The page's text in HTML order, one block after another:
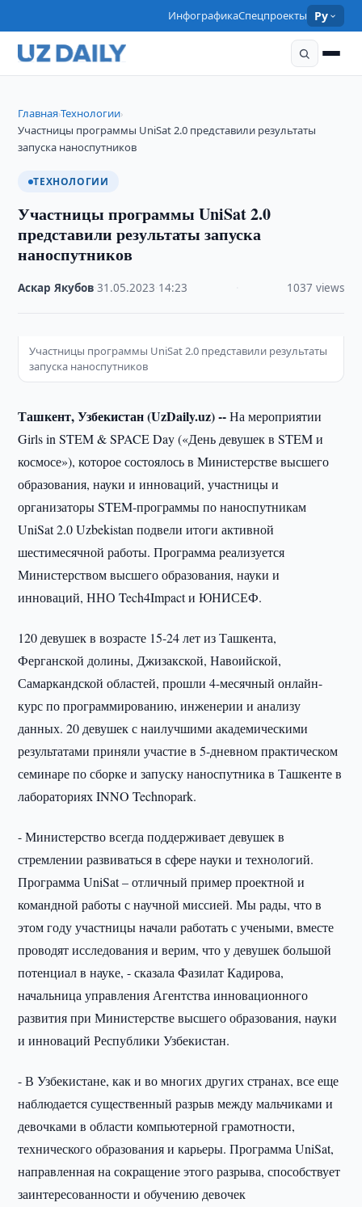
ИнфографикаСпецпроекты Ру
Главная›Технологии›
Участницы программы UniSat 2.0 представили результаты
запуска наноспутников
ТЕХНОЛОГИИ
Участницы программы UniSat 2.0
представили результаты запуска
наноспутников
Аскар Якубов ·31.05.2023 14:23 1037 views
Участницы программы UniSat 2.0 представили результаты
запуска наноспутников
Ташкент, Узбекистан (UzDaily.uz) --На мероприятии
Girls in STEM & SPACE Day («День девушек в STEM и
космосе»), которое состоялось в Министерстве высшего
образования, науки и инноваций, участницы и
организаторы STEM-программы по наноспутникам
UniSat 2.0 Uzbekistan подвели итоги активной
шестимесячной работы. Программа реализуется
Министерством высшего образования, науки и
инноваций, ННО Tech4Impact и ЮНИСЕФ.
120 девушек в возрасте 15-24 лет из Ташкента,
Ферганской долины, Джизакской, Навоийской,
Самаркандской областей, прошли 4-месячный онлайн-
курс по программированию, инженерии и анализу
данных. 20 девушек с наилучшими академическими
результатами приняли участие в 5-дневном практическом
семинаре по сборке и запуску наноспутника в Ташкенте в
лабораториях INNO Technopark.
- Министерство всегда поддерживает девушек в
стремлении развиваться в сфере науки и технологий.
Программа UniSat – отличный пример проектной и
командной работы с научной миссией. Мы рады, что в
этом году участницы начали работать с учеными, вместе
проводят исследования и верим, что у девушек большой
потенциал в науке, - сказала Фазилат Кадирова,
начальница управления Агентства инновационного
развития при Министерстве высшего образования, науки
и инноваций Республики Узбекистан.
- В Узбекистане, как и во многих других странах, все еще
наблюдается существенный разрыв между мальчиками и
девочками в области компьютерной грамотности,
технического образования и карьеры. Программа UniSat,
направленная на сокращение этого разрыва, способствует
заинтересованности и обучению девочек